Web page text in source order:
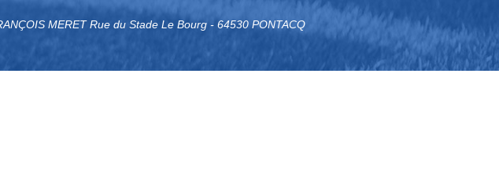
MERET Rue du Stade Le Bourg - 64530 PONTACQ